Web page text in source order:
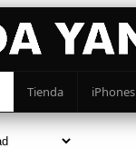
Tienda iPhones